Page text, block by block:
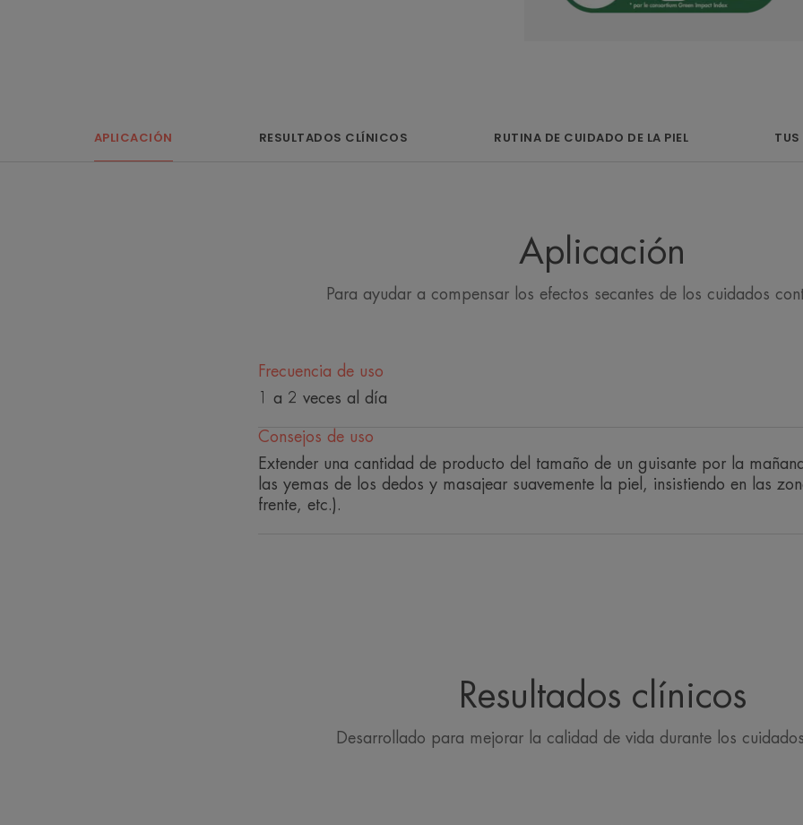
Beneficios
• RENUEVA LOS LÍPIDOS: para
tratamientos médicos.
Beneficios de la
Una textura cremosa
APLICACIÓN RESULTADOS CLÍNICOS RUTINA DE CUIDADO DE LA PIEL TUS
Aplicación
Para ayudar a compensar los efectos secantes de los cuidados
Frecuencia de uso
1 a 2 veces al día
Consejos de uso
Extender una cantidad de producto del tamaño de un guisante por la
las yemas de los dedos y masajear suavemente la piel, insistiendo en las
frente, etc.).
Resultados clínicos
Desarrollado para mejorar la calidad de vida durante los